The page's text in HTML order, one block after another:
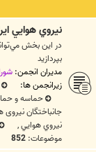
نيروي هوايي
در اين بخش
بپردازيد
مدیران انجمن:
زیرانجمن ها:
حماسه و
جانباختگان نیروی
نيروي هوايي,
موضوعات: 852